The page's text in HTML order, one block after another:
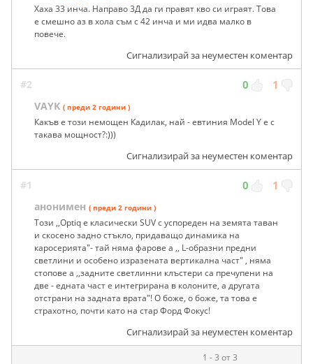
Хаха 33 инча. Направо 3Д да ги правят кво си играят. Това
е смешно аз в хола съм с 42 инча и ми идва малко в
повече.
Сигнализирай за неуместен коментар
#2 0 1
VAYK ( преди 2 години )
Какъв е този немощен Кадилак, най - евтиния Model Y е с
такава мощност?:)))
Сигнализирай за неуместен коментар
#1 0 1
анонимен ( преди 2 години )
Този ,,Optiq е класически SUV с успореден на земята таван
и скосено задно стъкло, придаващо динамика на
каросерията"- тай няма фарове а ,, L-образни предни
светлини и особено изразената вертикална част" , няма
стопове а ,,задните светлинни клъстери са пречупени на
две - едната част е интегрирана в колоните, а другата
отстрани на задната врата"! О боже, о боже, та това е
страхотно, почти като на стар Форд Фокус!
Сигнализирай за неуместен коментар
1 - 3 от 3